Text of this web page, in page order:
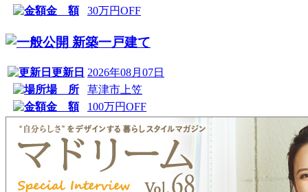
金 額
30万円OFF
新築一戸建て
更新日 2026年08月07日
場 所
草津市上笠
金 額
100万円OFF